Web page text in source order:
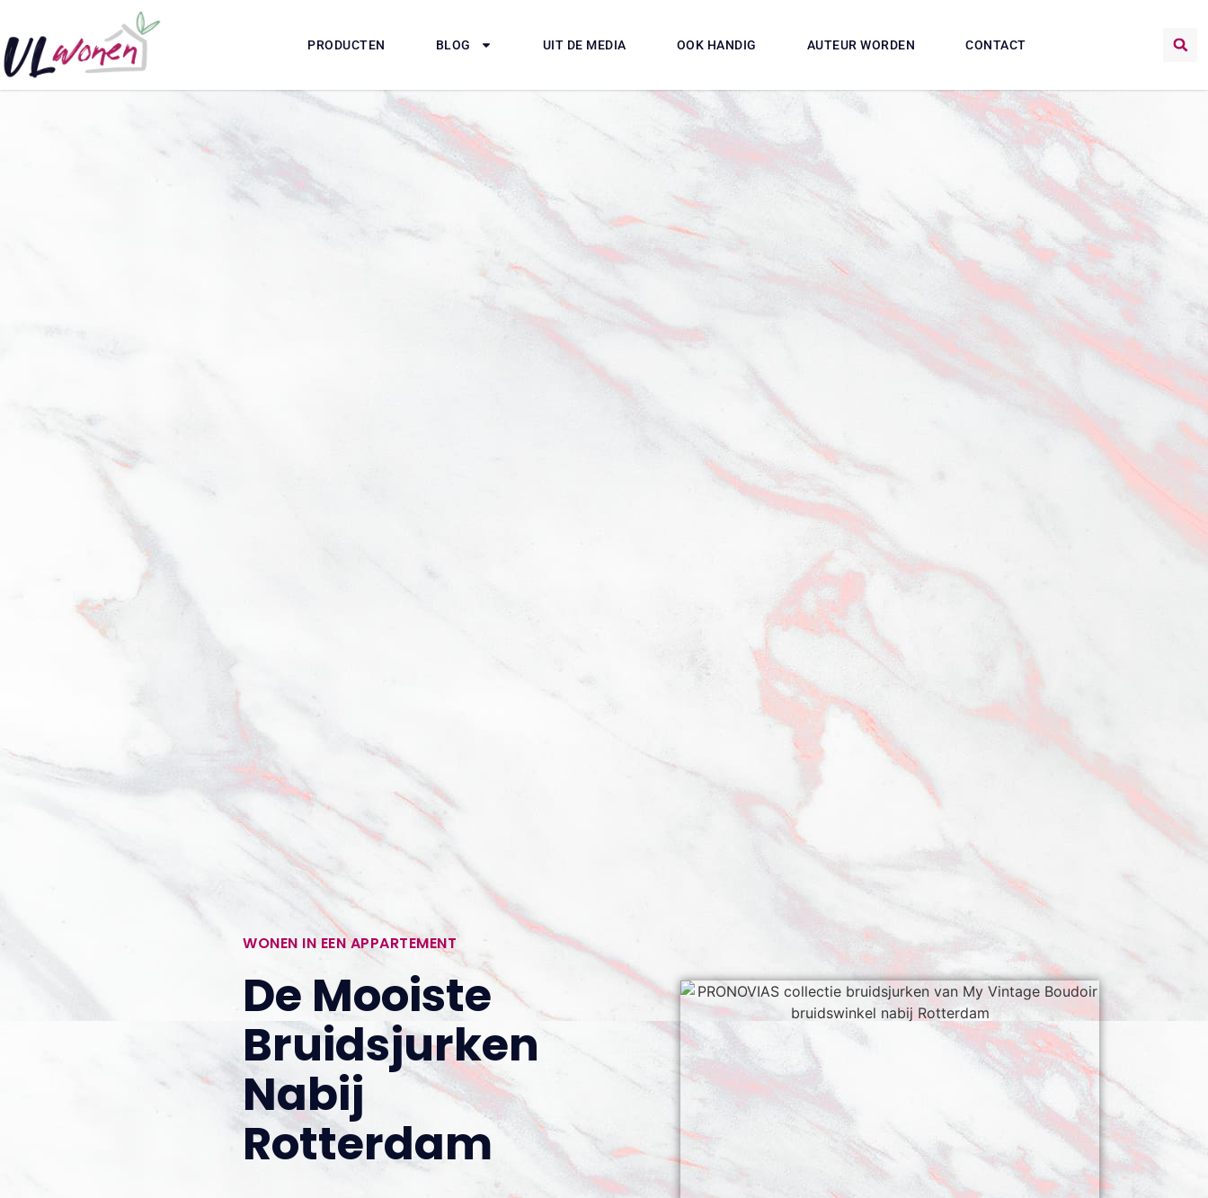
PRODUCTEN BLOG UIT DE MEDIA OOK HANDIG AUTEUR WORDEN CONTACT
WONEN IN EEN APPARTEMENT
De Mooiste
Bruidsjurken
Nabij
Rotterdam